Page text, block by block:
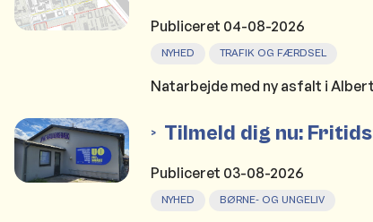
Publiceret 04-08-2026
NYHED TRAFIK OG FÆRDSEL
Natarbejde med ny asfalt i
Tilmeld dig nu:
Publiceret 03-08-2026
NYHED BØRNE- OG UNGELIV